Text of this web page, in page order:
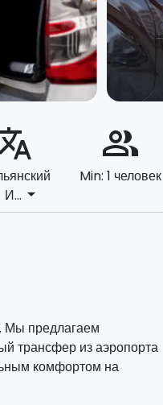
И... arrow_drop_down
people_alt
Min: 1 человек
Мы предлагаем
трансфер из аэропорта
комфортом на